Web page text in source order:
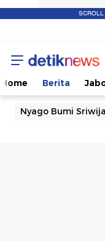
Home Berita
Nyago Bumi